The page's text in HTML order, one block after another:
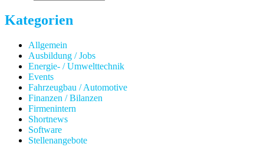
Kategorien
Allgemein
Ausbildung / Jobs
Energie- / Umwelttechnik
Events
Fahrzeugbau / Automotive
Finanzen / Bilanzen
Firmenintern
Shortnews
Software
Stellenangebote